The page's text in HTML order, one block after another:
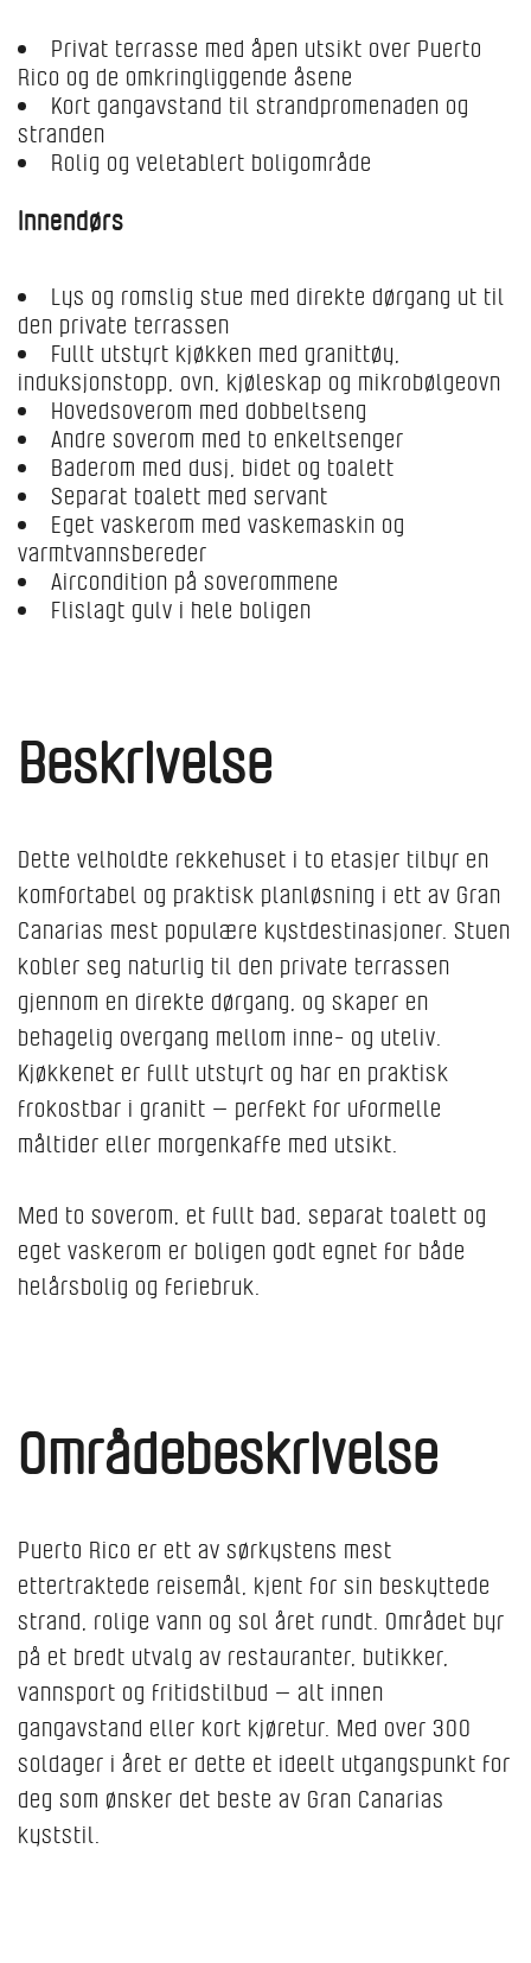
Privat terrasse med åpen utsikt over Puerto
Rico og de omkringliggende åsene
Kort gangavstand til strandpromenaden og
stranden
Rolig og veletablert boligområde
Innendørs
Lys og romslig stue med direkte dørgang ut til
den private terrassen
Fullt utstyrt kjøkken med granittøy,
induksjonstopp, ovn, kjøleskap og mikrobølgeovn
Hovedsoverom med dobbeltseng
Andre soverom med to enkeltsenger
Baderom med dusj, bidet og toalett
Separat toalett med servant
Eget vaskerom med vaskemaskin og
varmtvannsbereder
Aircondition på soverommene
Flislagt gulv i hele boligen
Beskrivelse
Dette velholdte rekkehuset i to etasjer tilbyr en
komfortabel og praktisk planløsning i ett av Gran
Canarias mest populære kystdestinasjoner. Stuen
kobler seg naturlig til den private terrassen
gjennom en direkte dørgang, og skaper en
behagelig overgang mellom inne- og uteliv.
Kjøkkenet er fullt utstyrt og har en praktisk
frokostbar i granitt — perfekt for uformelle
måltider eller morgenkaffe med utsikt.
Med to soverom, et fullt bad, separat toalett og
eget vaskerom er boligen godt egnet for både
helårsbolig og feriebruk.
Områdebeskrivelse
Puerto Rico er ett av sørkystens mest
ettertraktede reisemål, kjent for sin beskyttede
strand, rolige vann og sol året rundt. Området byr
på et bredt utvalg av restauranter, butikker,
vannsport og fritidstilbud — alt innen
gangavstand eller kort kjøretur. Med over 300
soldager i året er dette et ideelt utgangspunkt for
deg som ønsker det beste av Gran Canarias
kyststil.